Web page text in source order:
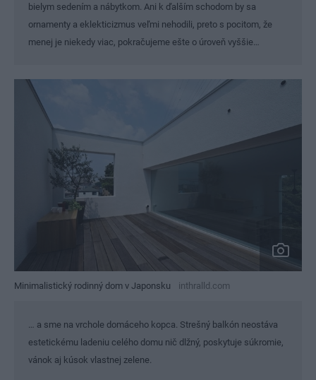
bielym sedením a nábytkom. Ani k ďalším schodom by sa
ornamenty a eklekticizmus veľmi nehodili, preto s pocitom, že
menej je niekedy viac, pokračujeme ešte o úroveň vyššie…
Minimalistický rodinný dom v Japonsku inthralld.com
… a sme na vrchole domáceho kopca. Strešný balkón neostáva
estetickému ladeniu celého domu nič dlžný, poskytuje súkromie,
vánok aj kúsok vlastnej zelene.